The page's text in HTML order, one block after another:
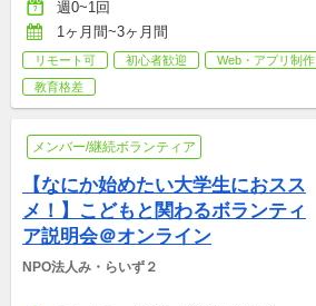
週0~1回
1ヶ月間~3ヶ月間
リモート可 初心者歓迎 Web・アプリ制作
教育格差
メンバー/継続ボランティア
【なにか始めたい大学生におスス
メ！】こどもと関わるボランティ
ア説明会＠オンライン
NPO法人み・らいず２